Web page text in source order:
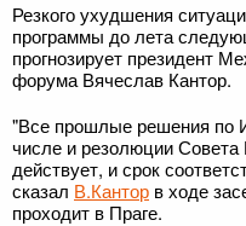
Резкого ухудшения
программы до лета
прогнозирует президент
форума Вячеслав Кантор.
"Все прошлые решения по
числе и резолюции
действует, и срок
сказал В.Кантор в ходе
проходит в Праге.